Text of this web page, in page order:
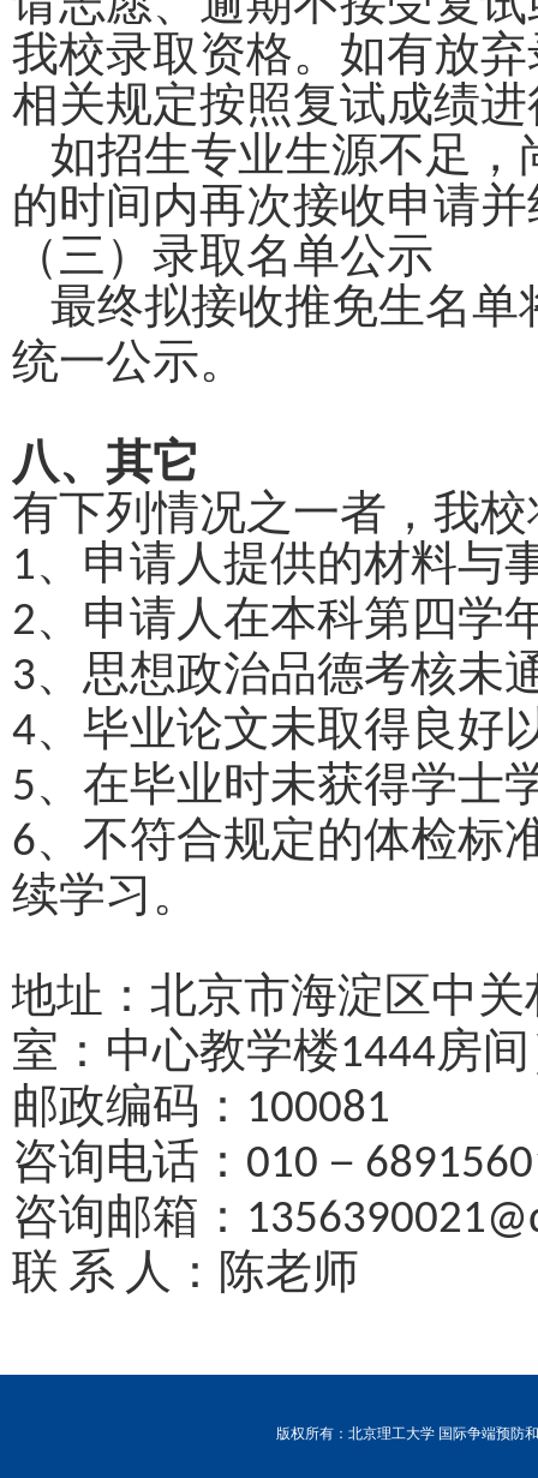
我校录取资格。如有放
相关规定按照复试成绩
如招生专业生源不足
的时间内再次接收申请
（三）录取名单公示
最终拟接收推免生名单
统一公示。
八、其它
有下列情况之一者，我
1、申请人提供的材料与
2、申请人在本科第四学
3、思想政治品德考核未
4、毕业论文未取得良好
5、在毕业时未获得学士
6、不符合规定的体检标
续学习。
址：北京市海淀区中
室：中心教学楼1444房
邮政编码： 100081
咨询电话： 010 －
咨询邮箱：
联 系 人：陈老师
版权所有：北京理工大学 国际争端预防